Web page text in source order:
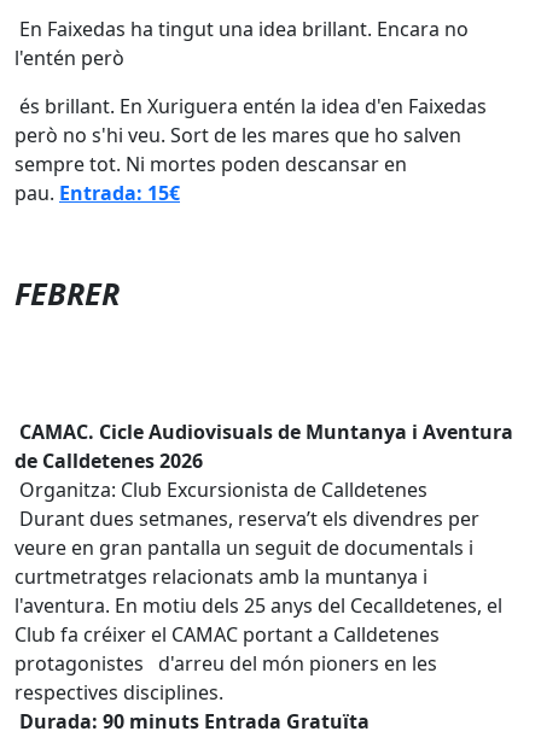
En Faixedas ha tingut una idea brillant. Encara no
l'entén però
és brillant. En Xuriguera entén la idea d'en Faixedas
però no s'hi veu. Sort de les mares que ho salven
sempre tot. Ni mortes poden descansar en
pau. Entrada: 15€
FEBRER
CAMAC. Cicle Audiovisuals de Muntanya i Aventura
de Calldetenes 2026
Organitza: Club Excursionista de Calldetenes
Durant dues setmanes, reserva’t els divendres per
veure en gran pantalla un seguit de documentals i
curtmetratges relacionats amb la muntanya i
l'aventura. En motiu dels 25 anys del Cecalldetenes, el
Club fa créixer el CAMAC portant a Calldetenes
protagonistes d'arreu del món pioners en les
respectives disciplines.
Durada: 90 minuts Entrada Gratuïta